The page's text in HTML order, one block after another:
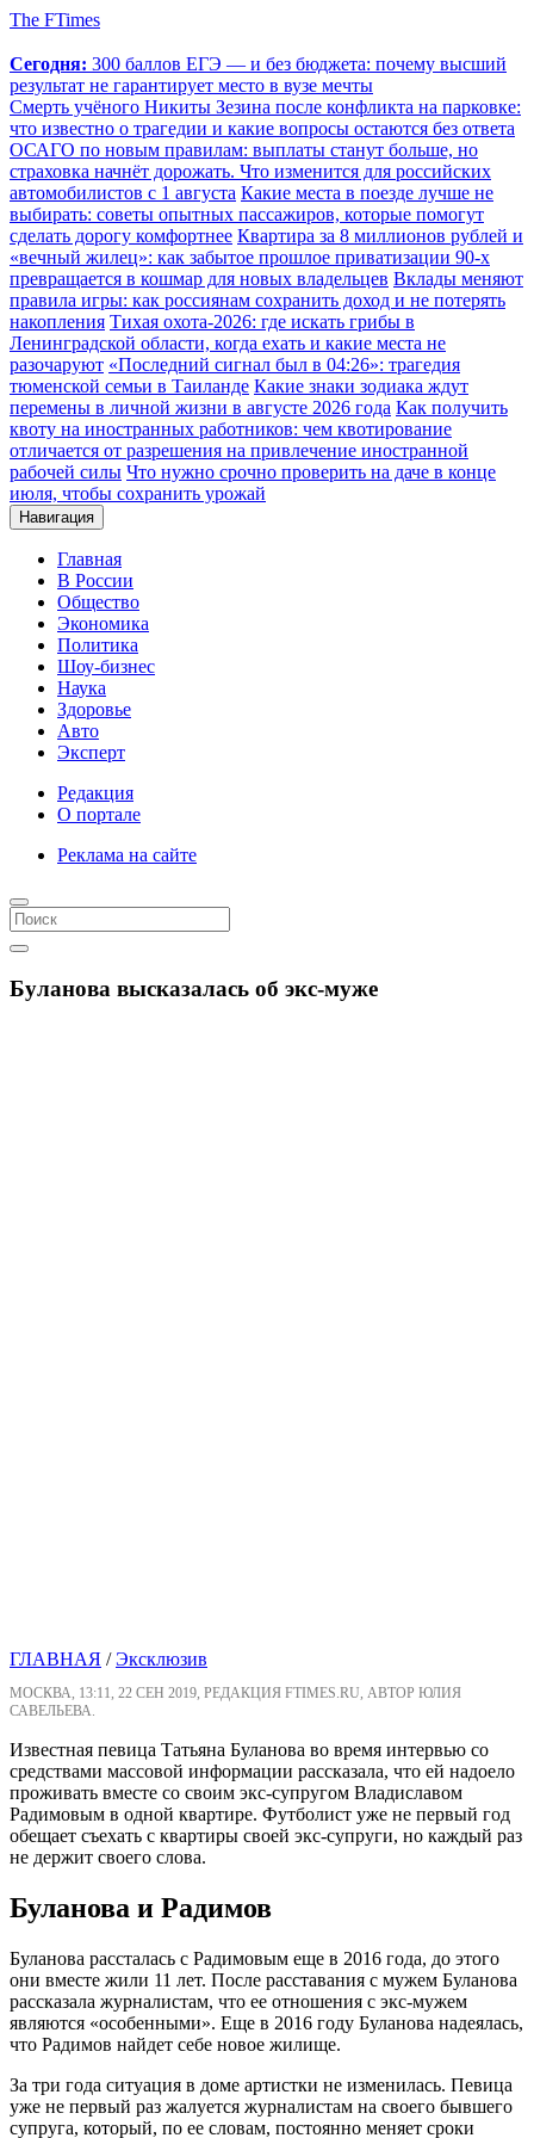
The FTimes
Сегодня: 300 баллов ЕГЭ — и без бюджета: почему высший
результат не гарантирует место в вузе мечты
Смерть учёного Никиты Зезина после конфликта на парковке:
что известно о трагедии и какие вопросы остаются без ответа
ОСАГО по новым правилам: выплаты станут больше, но
страховка начнёт дорожать. Что изменится для российских
автомобилистов с 1 августа Какие места в поезде лучше не
выбирать: советы опытных пассажиров, которые помогут
сделать дорогу комфортнее Квартира за 8 миллионов рублей и
«вечный жилец»: как забытое прошлое приватизации 90-х
превращается в кошмар для новых владельцев Вклады меняют
правила игры: как россиянам сохранить доход и не потерять
накопления Тихая охота-2026: где искать грибы в
Ленинградской области, когда ехать и какие места не
разочаруют «Последний сигнал был в 04:26»: трагедия
тюменской семьи в Таиланде Какие знаки зодиака ждут
перемены в личной жизни в августе 2026 года Как получить
квоту на иностранных работников: чем квотирование
отличается от разрешения на привлечение иностранной
рабочей силы Что нужно срочно проверить на даче в конце
июля, чтобы сохранить урожай
Навигация
Главная
В России
Общество
Экономика
Политика
Шоу-бизнес
Наука
Здоровье
Авто
Эксперт
Редакция
О портале
Реклама на сайте
Буланова высказалась об экс-муже
ГЛАВНАЯ /Эксклюзив
МОСКВА, 13:11, 22 СЕН 2019, РЕДАКЦИЯ FTIMES.RU, АВТОР ЮЛИЯ
САВЕЛЬЕВА.
Известная певица Татьяна Буланова во время интервью со
средствами массовой информации рассказала, что ей надоело
проживать вместе со своим экс-супругом Владиславом
Радимовым в одной квартире. Футболист уже не первый год
обещает съехать с квартиры своей экс-супруги, но каждый раз
не держит своего слова.
Буланова и Радимов
Буланова рассталась с Радимовым еще в 2016 года, до этого
они вместе жили 11 лет. После расставания с мужем Буланова
рассказала журналистам, что ее отношения с экс-мужем
являются «особенными». Еще в 2016 году Буланова надеялась,
что Радимов найдет себе новое жилище.
За три года ситуация в доме артистки не изменилась. Певица
уже не первый раз жалуется журналистам на своего бывшего
супруга, который, по ее словам, постоянно меняет сроки